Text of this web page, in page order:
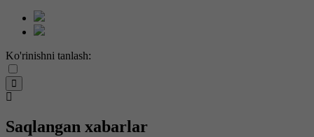
Ko'rinishni tanlash:
Saqlangan xabarlar